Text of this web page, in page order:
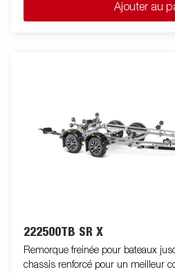
permet la pose de stickers sur
utilisée comme support publicitaire. Construite avec un
Ajouter au
222500TB SR X
Remorque freinée pour bateaux
chassis renforcé pour un meilleur